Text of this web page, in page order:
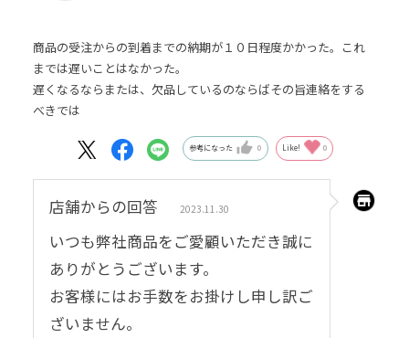
商品の受注からの到着までの納期が１０日程度かかった。これ
までは遅いことはなかった。
遅くなるならまたは、欠品しているのならばその旨連絡をする
べきでは
参考になった 0 Like! 0
店舗からの回答 2023.11.30
いつも弊社商品をご愛顧いただき誠に
ありがとうございます。
お客様にはお手数をお掛けし申し訳ご
ざいません。